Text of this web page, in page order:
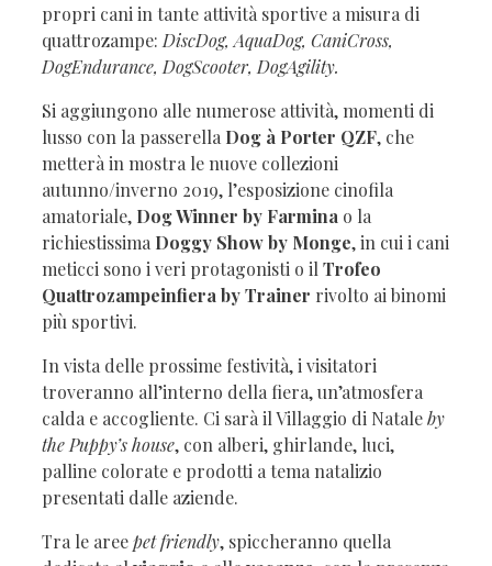
propri cani in tante attività sportive a misura di
quattrozampe: DiscDog, AquaDog, CaniCross,
DogEndurance, DogScooter, DogAgility.
Si aggiungono alle numerose attività, momenti di
lusso con la passerella Dog à Porter QZF, che
metterà in mostra le nuove collezioni
autunno/inverno 2019, l’esposizione cinofila
amatoriale, Dog Winner by Farmina o la
richiestissima Doggy Showby Monge, in cui i cani
meticci sono i veri protagonisti o il Trofeo
Quattrozampeinfiera by Trainer rivolto ai binomi
più sportivi.
In vista delle prossime festività, i visitatori
troveranno all’interno della fiera, un’atmosfera
calda e accogliente. Ci sarà il Villaggio di Nataleby
the Puppy’s house, con alberi, ghirlande, luci,
palline colorate e prodotti a tema natalizio
presentati dalle aziende.
Tra le areepet friendly, spiccheranno quella